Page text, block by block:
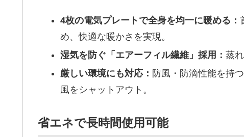
4枚の電気プレートで全身を均一に暖める：
め、快適な暖かさを実現。
湿気を防ぐ「エアーフィル繊維」採用： 蒸
厳しい環境にも対応： 防風・防滴性能を持
風をシャットアウト。
省エネで長時間使用可能